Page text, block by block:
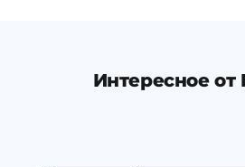
Интересное от